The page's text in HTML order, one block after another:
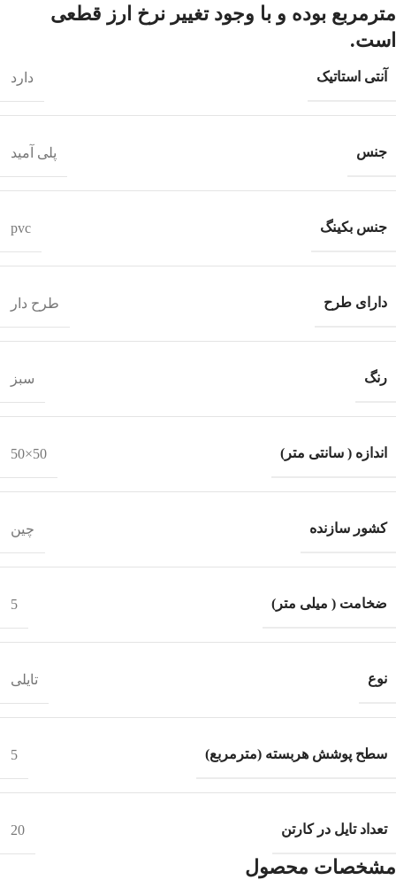
مترمربع بوده و با وجود تغییر نرخ ارز قطعی
است.
آنتی استاتیک دارد
جنس پلی آمید
جنس بکینگ pvc
دارای طرح طرح دار
رنگ سبز
اندازه ( سانتی متر) 50×50
کشور سازنده چین
ضخامت ( میلی متر) 5
نوع تایلی
سطح پوشش هربسته (مترمربع) 5
تعداد تایل در کارتن 20
مشخصات محصول